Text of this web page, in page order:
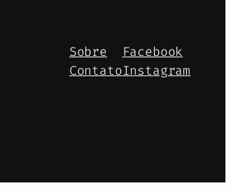
Sobre
Contato
Facebook
Instagram